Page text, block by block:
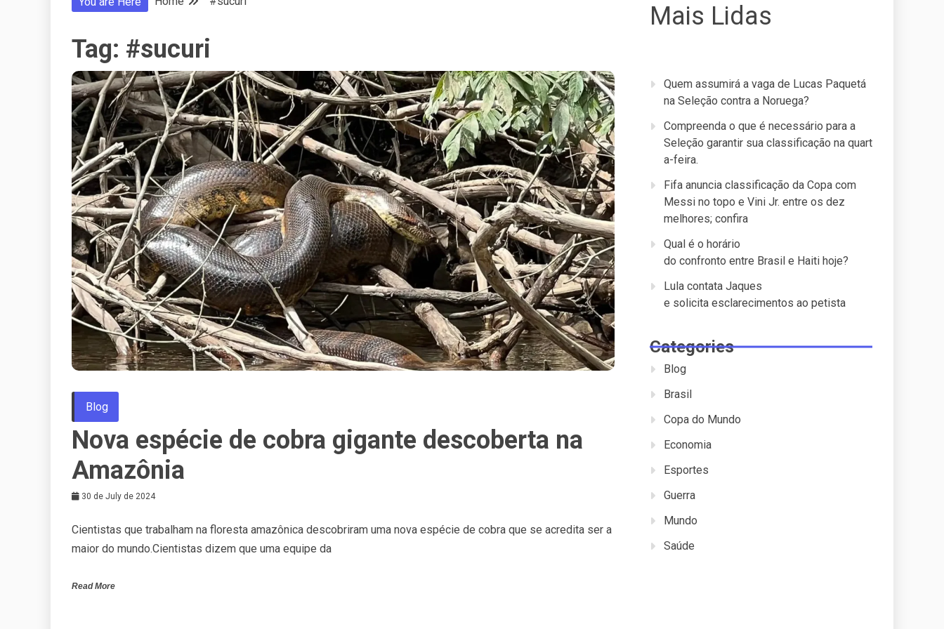
Tag: #sucuri
Blog
Nova espécie de cobra gigante descoberta na
Amazônia
30 de July de 2024
Cientistas que trabalham na floresta amazônica descobriram uma nova espécie de cobra que se acredita ser a
maior do mundo.Cientistas dizem que uma equipe da
Read More
Mais Lidas
Quem assumirá a vaga de Lucas Paquetá
na Seleção contra a Noruega?
Compreenda o que é necessário para a
Seleção garantir sua classificação na quart
a-feira.
Fifa anuncia classificação da Copa com
Messi no topo e Vini Jr. entre os dez
melhores; confira
Qual é o horário
do confronto entre Brasil e Haiti hoje?
Lula contata Jaques
e solicita esclarecimentos ao petista
Categories
Blog
Brasil
Copa do Mundo
Economia
Esportes
Guerra
Mundo
Saúde